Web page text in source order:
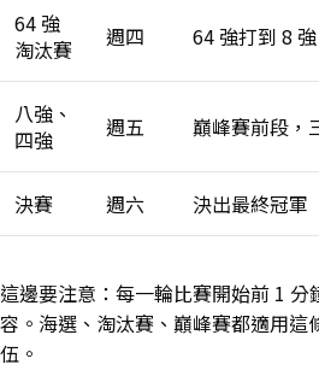
64 強
淘汰賽
週四 64 強打到 8
八強、
四強
週五 巔峰賽前段，
決賽 週六 決出最終冠軍
這邊要注意：每一輪比賽開始前 1
容。海選、淘汰賽、巔峰賽都適用這
伍。